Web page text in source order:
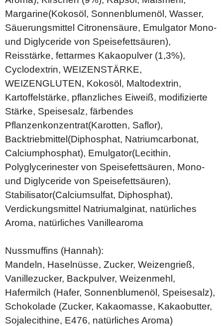
Margarine(Kokosöl, Sonnenblumenöl, Wasser,
Säuerungsmittel Citronensäure, Emulgator Mono-
und Diglyceride von Speisefettsäuren),
Reisstärke, fettarmes Kakaopulver (1,3%),
Cyclodextrin, WEIZENSTÄRKE,
WEIZENGLUTEN, Kokosöl, Maltodextrin,
Kartoffelstärke, pflanzliches Eiweiß, modifizierte
Stärke, Speisesalz, färbendes
Pflanzenkonzentrat(Karotten, Saflor),
Backtriebmittel(Diphosphat, Natriumcarbonat,
Calciumphosphat), Emulgator(Lecithin,
Polyglycerinester von Speisefettsäuren, Mono-
und Diglyceride von Speisefettsäuren),
Stabilisator(Calciumsulfat, Diphosphat),
Verdickungsmittel Natriumalginat, natürliches
Aroma, natürliches Vanillearoma
Nussmuffins (Hannah):
Mandeln, Haselnüsse, Zucker, Weizengrieß,
Vanillezucker, Backpulver, Weizenmehl,
Hafermilch (Hafer, Sonnenblumenöl, Speisesalz),
Schokolade (Zucker, Kakaomasse, Kakaobutter,
Sojalecithine, E476, natürliches Aroma)